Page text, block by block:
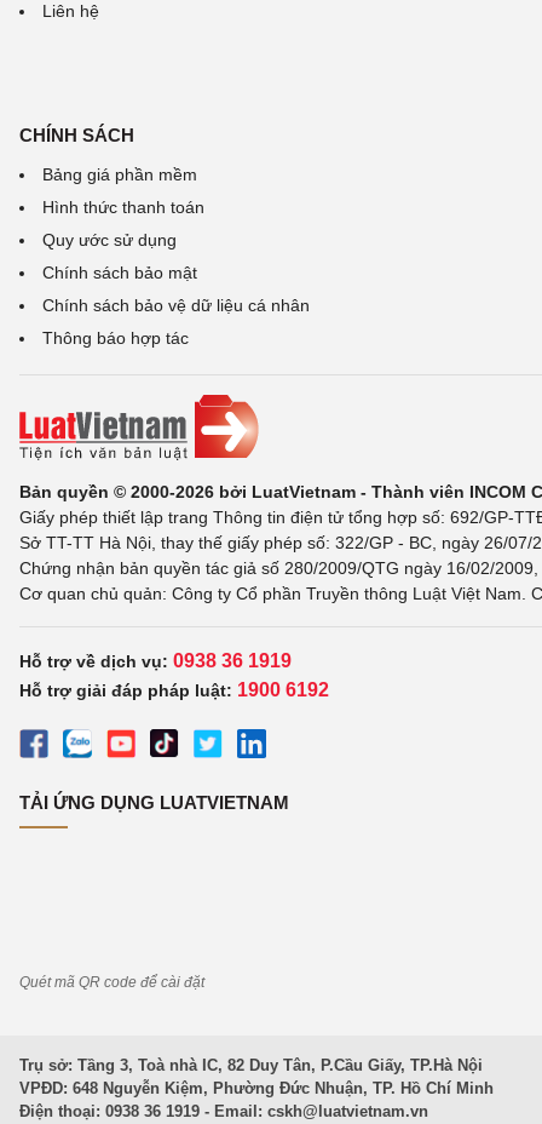
Liên hệ
CHÍNH SÁCH
Bảng giá phần mềm
Hình thức thanh toán
Quy ước sử dụng
Chính sách bảo mật
Chính sách bảo vệ dữ liệu cá nhân
Thông báo hợp tác
Bản quyền © 2000-2026 bởi LuatVietnam - Thành viên INCOM
Giấy phép thiết lập trang Thông tin điện tử tổng hợp số: 692/GP-
Sở TT-TT Hà Nội, thay thế giấy phép số: 322/GP - BC, ngày 26/
Chứng nhận bản quyền tác giả số 280/2009/QTG ngày 16/02/
Cơ quan chủ quản: Công ty Cổ phần Truyền thông Luật Việt Nam.
Hỗ trợ về dịch vụ: 0938 36 1919
Hỗ trợ giải đáp pháp luật: 1900 6192
TẢI ỨNG DỤNG LUATVIETNAM
Quét mã QR code để cài đặt
Trụ sở: Tầng 3, Toà nhà IC, 82 Duy Tân, P.Cầu Giấy, TP.Hà Nội
VPĐD: 648 Nguyễn Kiệm, Phường Đức Nhuận, TP. Hồ Chí Minh
Điện thoại: 0938 36 1919 - Email: cskh@luatvietnam.vn